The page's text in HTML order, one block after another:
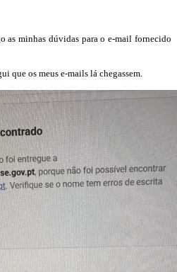
as minhas dúvidas para o e-mail fornecido
que os meus e-mails lá chegassem.